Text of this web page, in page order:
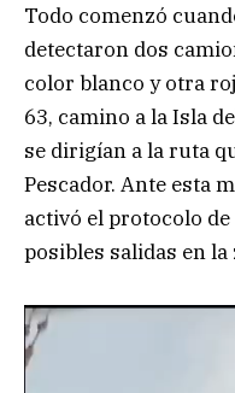
Todo comenzó
detectaron dos
color blanco y otra
63, camino a la Isla
se dirigían a la ruta
Pescador. Ante esta
activó el protocolo
posibles salidas en la